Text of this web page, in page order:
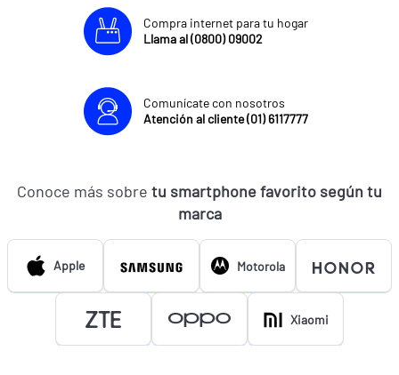
Compra internet para tu hogar
Llama al (0800) 09002
Comunícate con nosotros
Atención al cliente (01) 6117777
Conoce más sobre tu smartphone favorito según tu
marca
Apple Motorola
Xiaomi